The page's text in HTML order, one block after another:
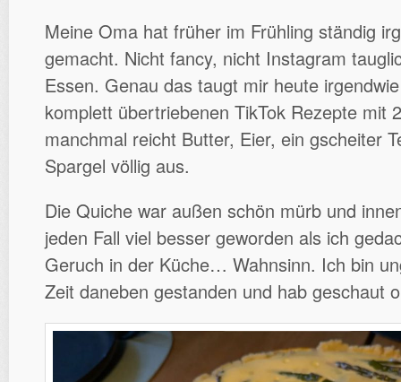
Meine Oma hat früher im Frühling ständig
gemacht. Nicht fancy, nicht Instagram
Essen. Genau das taugt mir heute
komplett übertriebenen TikTok Rezepte mit
manchmal reicht Butter, Eier, ein gscheiter
Spargel völlig aus.
Die Quiche war außen schön mürb und
jeden Fall viel besser geworden als ich
Geruch in der Küche… Wahnsinn. Ich bin
Zeit daneben gestanden und hab geschaut